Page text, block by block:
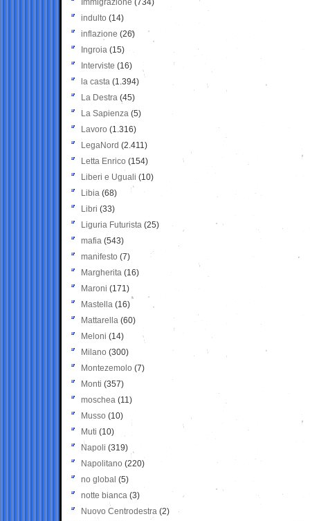
Immigrazione (734)
indulto (14)
inflazione (26)
Ingroia (15)
Interviste (16)
la casta (1.394)
La Destra (45)
La Sapienza (5)
Lavoro (1.316)
LegaNord (2.411)
Letta Enrico (154)
Liberi e Uguali (10)
Libia (68)
Libri (33)
Liguria Futurista (25)
mafia (543)
manifesto (7)
Margherita (16)
Maroni (171)
Mastella (16)
Mattarella (60)
Meloni (14)
Milano (300)
Montezemolo (7)
Monti (357)
moschea (11)
Musso (10)
Muti (10)
Napoli (319)
Napolitano (220)
no global (5)
notte bianca (3)
Nuovo Centrodestra (2)